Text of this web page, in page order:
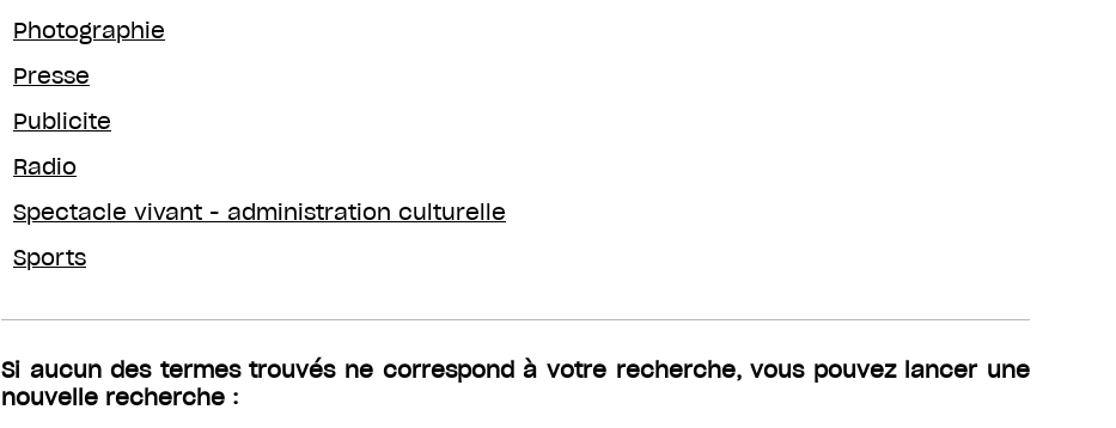
Photographie
Presse
Publicite
Radio
Spectacle vivant - administration culturelle
Sports
Si aucun des termes trouvés ne correspond à votre recherche, vous pouvez lancer une
nouvelle recherche :